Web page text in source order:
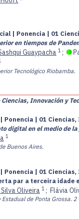
| Ponencia | 01
en tiempos de
Guaypacha 1 ;
Tecnológico Riobamba.
Ciencias, Innovación y
Ponencia | 01
digital en el medio de
1
Buenos Aires.
Ponencia | 01
par a terceira idade
Oliveira 1 ; Flávia
de Ponta Grossa. 2